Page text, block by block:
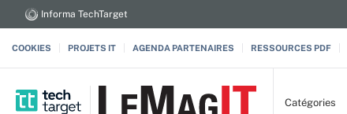
Informa TechTarget
COOKIES PROJETS IT AGENDA PARTENAIRES RESSOURCES PDF
Catégories